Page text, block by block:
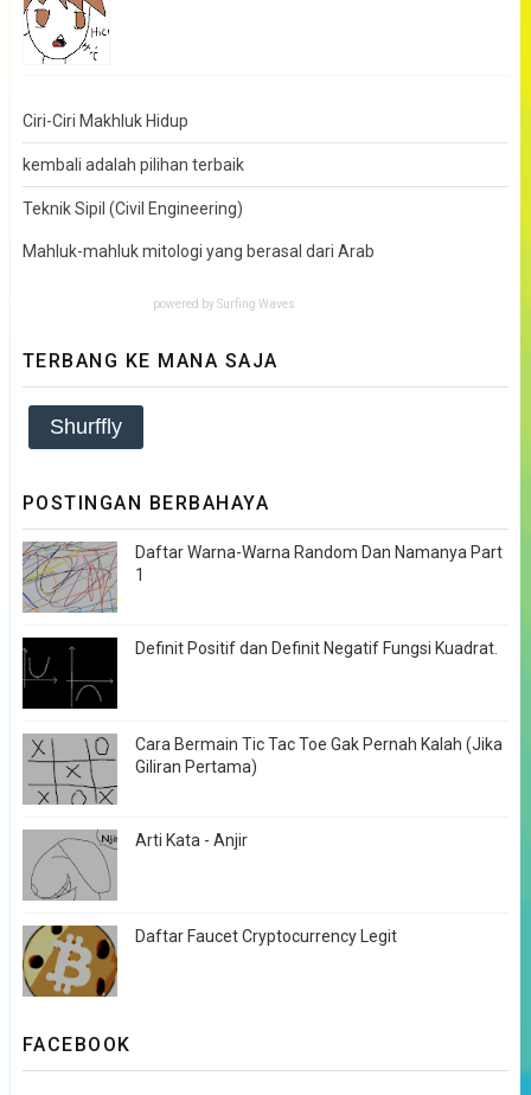
Ciri-Ciri Makhluk Hidup
kembali adalah pilihan terbaik
Teknik Sipil (Civil Engineering)
Mahluk-mahluk mitologi yang berasal dari Arab
powered by Surfing Waves
TERBANG KE MANA SAJA
Shurffly
POSTINGAN BERBAHAYA
Daftar Warna-Warna Random Dan Namanya Part
1
Definit Positif dan Definit Negatif Fungsi Kuadrat.
Cara Bermain Tic Tac Toe Gak Pernah Kalah (Jika
Giliran Pertama)
Arti Kata - Anjir
Daftar Faucet Cryptocurrency Legit
FACEBOOK